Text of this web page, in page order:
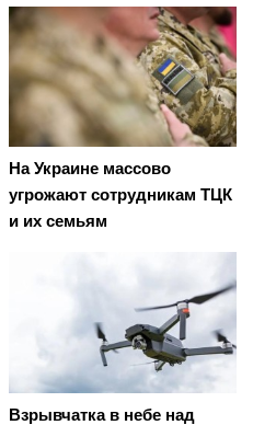
На Украине массово
угрожают сотрудникам ТЦК
и их семьям
Взрывчатка в небе над